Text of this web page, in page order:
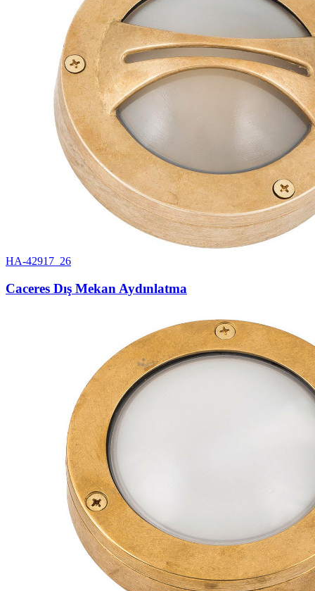
HA-42917_26
Caceres Dış Mekan Aydınlatma